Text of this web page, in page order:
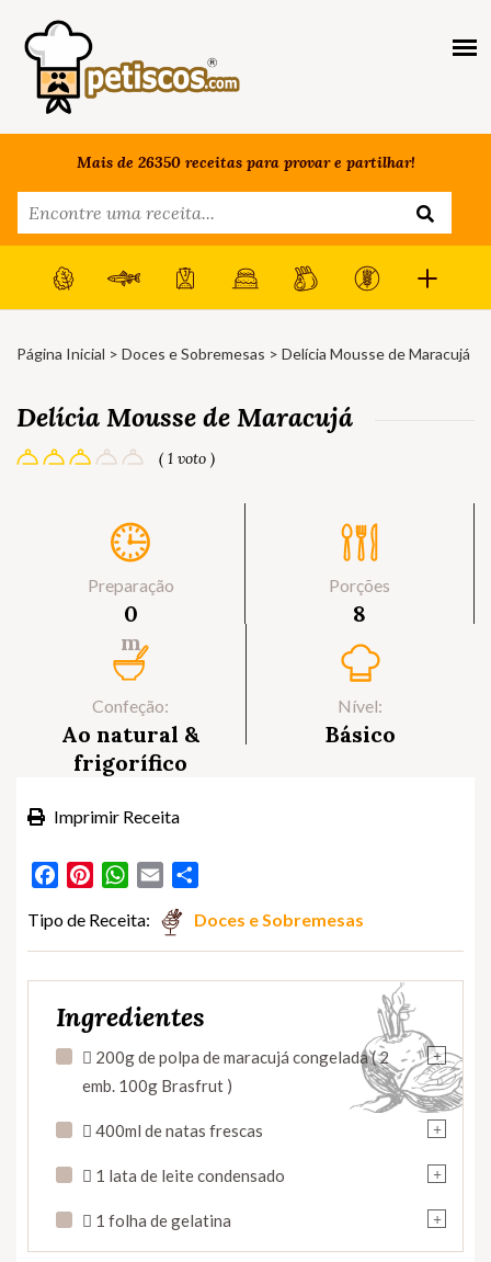
Mais de 26350 receitas para provar e partilhar!
Página Inicial > Doces e Sobremesas > Delícia Mousse de Maracujá
Delícia Mousse de Maracujá
( 1 voto )
Preparação
0
m
Porções
8
Confeção:
Ao natural &
frigorífico
Nível:
Básico
Imprimir Receita
FacebookPinterestWhatsApp
Email
Tipo de Receita: Doces e Sobremesas
Ingredientes
+
 200g de polpa de maracujá congelada ( 2
emb. 100g Brasfrut )
+
 400ml de natas frescas
+
 1 lata de leite condensado
+
 1 folha de gelatina